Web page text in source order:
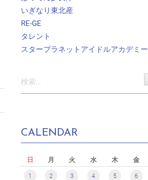
いぎなり東北産
RE-GE
タレント
スタープラネットアイドルアカデミー
索:
CALENDAR
日 月 火 水 木 金
1 2 3 4 5 6